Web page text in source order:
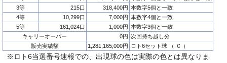
3等
215口 318,400円 本数字5個と一致
4等
10,299口 7,000円 本数字4個と一致
5等
161,024口 1,000円 本数字3個と一致
キャリーオーバー
0円 次回持ち越し分
販売実績額
1,281,165,000円 ロト6セット球 （ Ｃ ）
※ロト6当選番号速報での、出現球の色は実際の色とは異なりま